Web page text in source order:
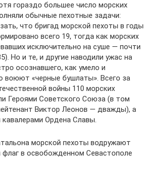
гораздо большее число морских
обычные пехотные задачи:
что бригад морской пехоты в годы
всего 19, тогда как морских
исключительно на суше — почти
Но и те, и другие наводили ужас на
осознавшего, как умело и
воюют «черные бушлаты». Всего за
войны 110 морских
Героями Советского Союза (в том
Виктор Леонов — дважды), а
Ордена Славы.
морской пехоты водружают
в освобожденном Севастополе